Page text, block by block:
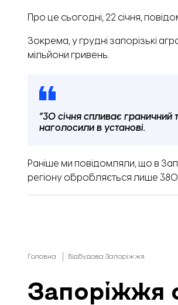
Про це сьогодні, 22 січня,
Зокрема, у грудні запорізькі
мільйони гривень.
“30 січня спливає граничний
наголосили в установі.
Раніше ми повідомляли, що в
регіону обробляється лише 380
Головна Відбудова Запоріжжя
Запоріжжя